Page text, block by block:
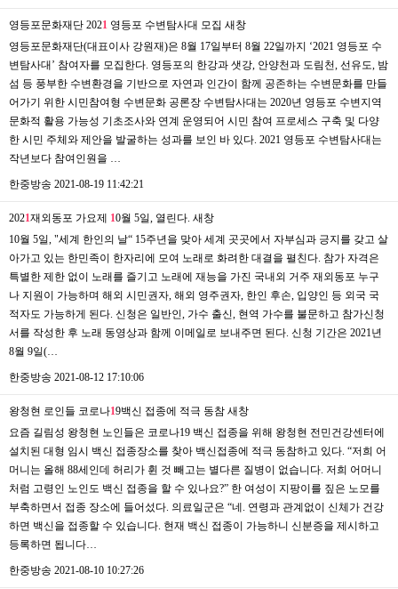
영등포문화재단 2021 영등포 수변탐사대 모집 새창
영등포문화재단(대표이사 강원재)은 8월 17일부터 8월 22일까지 ‘2021 영등포 수
변탐사대’ 참여자를 모집한다. 영등포의 한강과 샛강, 안양천과 도림천, 선유도, 밤
섬 등 풍부한 수변환경을 기반으로 자연과 인간이 함께 공존하는 수변문화를 만들
어가기 위한 시민참여형 수변문화 공론장 수변탐사대는 2020년 영등포 수변지역
문화적 활용 가능성 기초조사와 연계 운영되어 시민 참여 프로세스 구축 및 다양
한 시민 주체와 제안을 발굴하는 성과를 보인 바 있다. 2021 영등포 수변탐사대는
작년보다 참여인원을 …
한중방송 2021-08-19 11:42:21
2021재외동포 가요제 10월 5일, 열린다. 새창
10월 5일, "세계 한인의 날“ 15주년을 맞아 세계 곳곳에서 자부심과 긍지를 갖고 살
아가고 있는 한민족이 한자리에 모여 노래로 화려한 대결을 펼친다. 참가 자격은
특별한 제한 없이 노래를 즐기고 노래에 재능을 가진 국내외 거주 재외동포 누구
나 지원이 가능하며 해외 시민권자, 해외 영주권자, 한인 후손, 입양인 등 외국 국
적자도 가능하게 된다. 신청은 일반인, 가수 출신, 현역 가수를 불문하고 참가신청
서를 작성한 후 노래 동영상과 함께 이메일로 보내주면 된다. 신청 기간은 2021년
8월 9일(…
한중방송 2021-08-12 17:10:06
왕청현 로인들 코로나19백신 접종에 적극 동참 새창
요즘 길림성 왕청현 노인들은 코로나19 백신 접종을 위해 왕청현 전민건강센터에
설치된 대형 임시 백신 접종장소를 찾아 백신접종에 적극 동참하고 있다. “저희 어
머니는 올해 88세인데 허리가 휜 것 빼고는 별다른 질병이 없습니다. 저희 어머니
처럼 고령인 노인도 백신 접종을 할 수 있나요?” 한 여성이 지팡이를 짚은 노모를
부축하면서 접종 장소에 들어섰다. 의료일군은 “네. 연령과 관계없이 신체가 건강
하면 백신을 접종할 수 있습니다. 현재 백신 접종이 가능하니 신분증을 제시하고
등록하면 됩니다…
한중방송 2021-08-10 10:27:26